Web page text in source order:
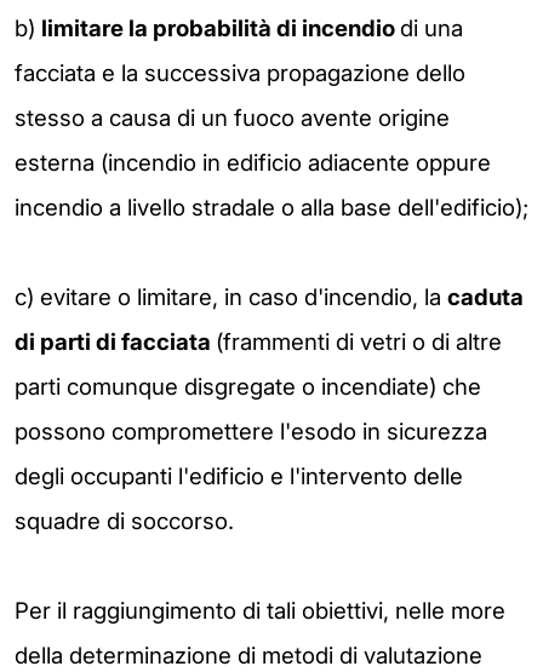
b) limitare la probabilità di incendio di una
facciata e la successiva propagazione dello
stesso a causa di un fuoco avente origine
esterna (incendio in edificio adiacente oppure
incendio a livello stradale o alla base dell'edificio);
c) evitare o limitare, in caso d'incendio, la caduta
di parti di facciata (frammenti di vetri o di altre
parti comunque disgregate o incendiate) che
possono compromettere l'esodo in sicurezza
degli occupanti l'edificio e l'intervento delle
squadre di soccorso.
Per il raggiungimento di tali obiettivi, nelle more
della determinazione di metodi di valutazione